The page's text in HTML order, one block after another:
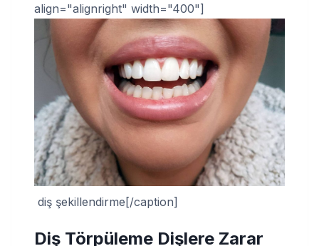
align="alignright" width="400"]
diş şekillendirme[/caption]
Diş Törpüleme Dişlere Zarar